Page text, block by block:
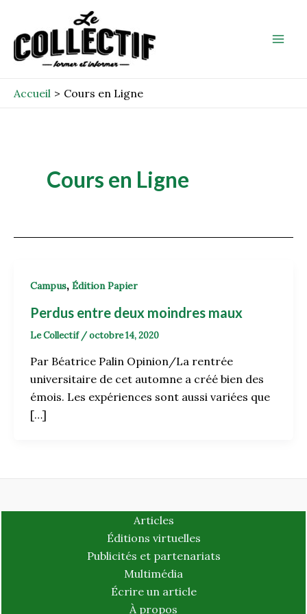
contenu
Accueil Cours en Ligne
Cours en Ligne
Campus, Édition Papier
Perdus entre deux moindres maux
Le Collectif /octobre 14, 2020
Par Béatrice Palin Opinion/La rentrée
universitaire de cet automne a créé bien des
émois. Les expériences sont aussi variées que
[…]
Articles
Éditions virtuelles
Publicités et partenariats
Multimédia
Écrire un article
À propos